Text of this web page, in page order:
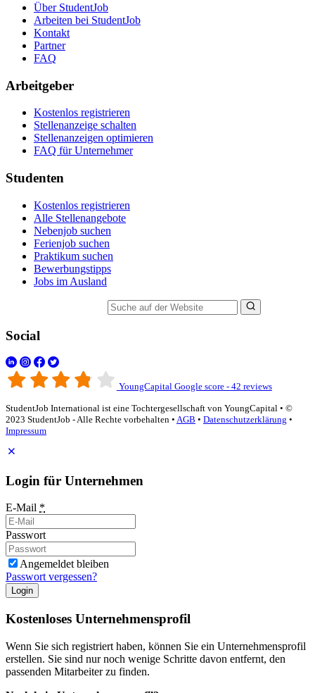
Über StudentJob
Arbeiten bei StudentJob
Kontakt
Partner
FAQ
Arbeitgeber
Kostenlos registrieren
Stellenanzeige schalten
Stellenanzeigen optimieren
FAQ für Unternehmer
Studenten
Kostenlos registrieren
Alle Stellenangebote
Nebenjob suchen
Ferienjob suchen
Praktikum suchen
Bewerbungstipps
Jobs im Ausland
Social
YoungCapital Google score - 42 reviews
StudentJob International ist eine Tochtergesellschaft von YoungCapital • ©
2023 StudentJob - Alle Rechte vorbehalten • AGB • Datenschutzerklärung •
Impressum
Login für Unternehmen
E-Mail *
Passwort
Angemeldet bleiben
Passwort vergessen?
Login
Kostenloses Unternehmensprofil
Wenn Sie sich registriert haben, können Sie ein Unternehmensprofil
erstellen. Sie sind nur noch wenige Schritte davon entfernt, den
passenden Mitarbeiter zu finden.